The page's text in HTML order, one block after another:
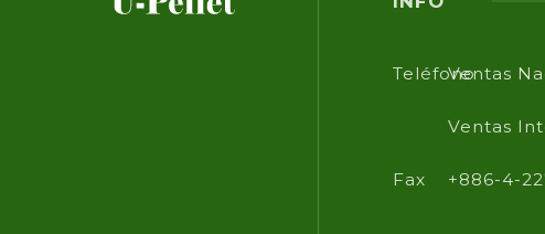
TeléfonoVentas
Ventas
Fax +886-4-